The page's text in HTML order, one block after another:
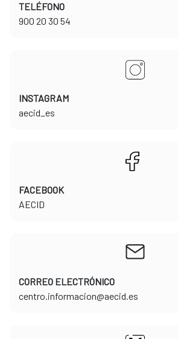
TELÉFONO
​​​​​​​900 20 30 54
INSTAGRAM
​​​​​​​aecid_es
FACEBOOK
​​​​​​​AECID
CORREO ELECTRÓNICO
​​​​​​​centro.informacion@aecid.es